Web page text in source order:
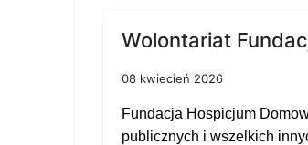
Wolontariat
08 kwiecień 2026
Fundacja Hospicjum
publicznych i wszelkich